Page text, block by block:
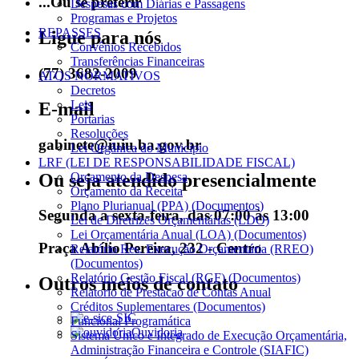
Ligue para nós
(77) 3682-2009
E-mail
gabinete@iuiu.ba.gov.br
Ou seja atendido presencialmente
Segunda a sexta-feira, das 07:00 às 13:00
Praça Abílio Pereira, 232 - Centro
Outros meios de contato
e-SIC
Ouvidoria
Despesas com Diárias e Passagens
Programas e Projetos
REPASSES
Convênios Recebidos
Transferências Financeiras
ATOS NORMATIVOS
Decretos
Leis
Portarias
Resoluções
Lei Orgânica do Município
LRF (LEI DE RESPONSABILIDADE FISCAL)
Orçamento da Despesa
Orçamento da Receita
Plano Plurianual (PPA) (Documentos)
Lei de Diretrizes Orçamentárias (LDO)
Lei Orçamentária Anual (LOA) (Documentos)
Relatório Res. Execução Orçamentária (RREO)
(Documentos)
Relatório Gestão Fiscal (RGF) (Documentos)
Relatorio de Prestacao de Contas Anual
Créditos Suplementares (Documentos)
Funcional Programática
Sistema Único e Integrado de Execução Orçamentária,
Administração Financeira e Controle (SIAFIC)